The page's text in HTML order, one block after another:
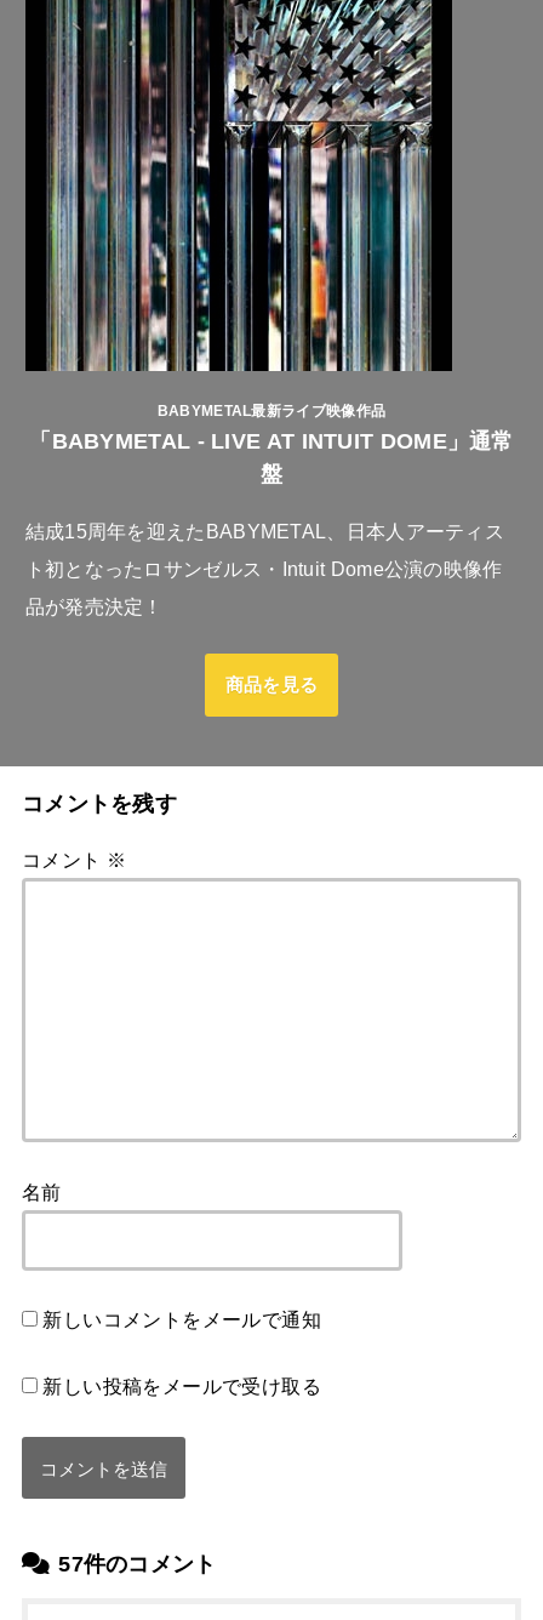
BABYMETAL最新ライブ映像作品
「BABYMETAL - LIVE AT INTUIT DOME」通常
盤
結成15周年を迎えたBABYMETAL、日本人アーティス
ト初となったロサンゼルス・Intuit Dome公演の映像作
品が発売決定！
商品を見る
57件のコメント
コメントを残す
コメント ※
名前
新しいコメントをメールで通知
新しい投稿をメールで受け取る